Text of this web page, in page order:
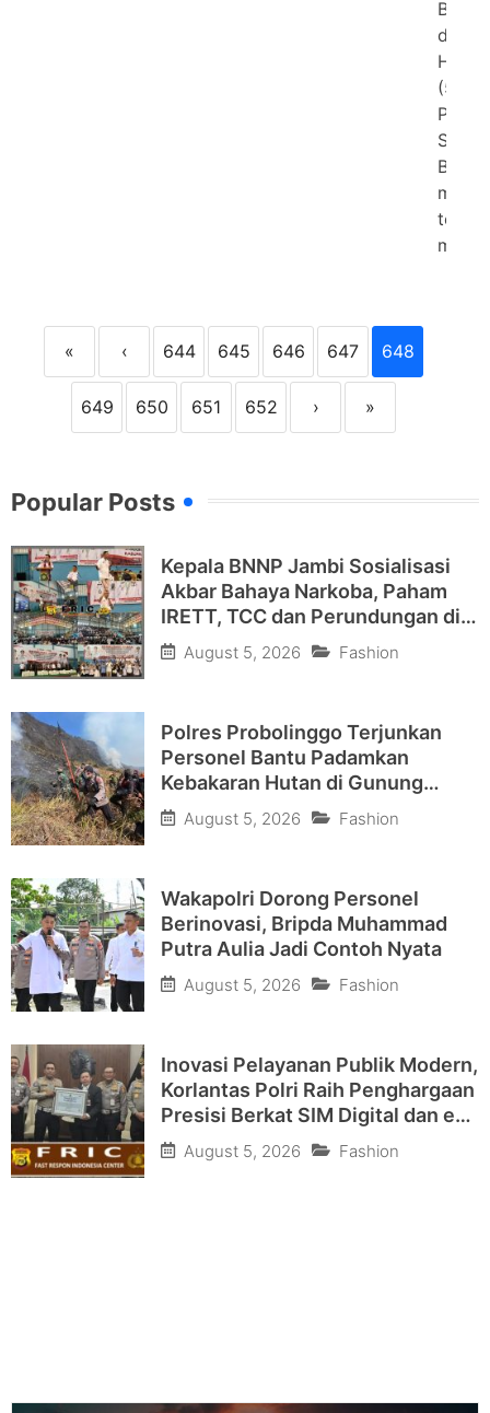
Barat
(5/12
Polda
Barat
telah
« ‹ 644 645 646 647 648
649 650 651 652 › »
Popular Posts
Kepala BNNP Jambi Sosialisasi
Akbar Bahaya Narkoba, Paham
IRETT, TCC dan Perundungan di
BungoAugust 5, 2026 Fashion
Polres Probolinggo Terjunkan
Personel Bantu Padamkan
Kebakaran Hutan di Gunung
BromoAugust 5, 2026 Fashion
Wakapolri Dorong Personel
Berinovasi, Bripda Muhammad
Putra Aulia Jadi Contoh Nyata
August 5, 2026 Fashion
Inovasi Pelayanan Publik Modern,
Korlantas Polri Raih Penghargaan
Presisi Berkat SIM Digital dan e-
BPKBAugust 5, 2026 Fashion